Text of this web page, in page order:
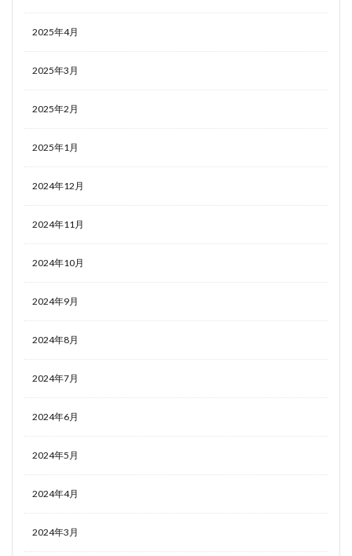
2025年4月
2025年3月
2025年2月
2025年1月
2024年12月
2024年11月
2024年10月
2024年9月
2024年8月
2024年7月
2024年6月
2024年5月
2024年4月
2024年3月